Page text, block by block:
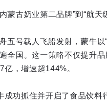
蒙古奶业第二品牌”到“航天
五号载人飞船发射，蒙牛
遍全国。这一策略不仅提升
亿，增速超144%。
成功抓住并开启了食品饮料